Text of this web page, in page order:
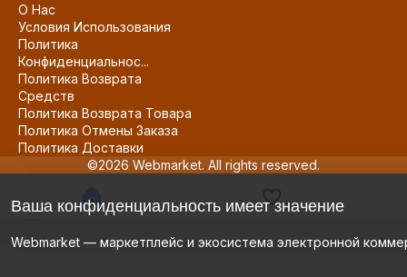
О Нас
Условия Использования
Политика
Конфиденциальнос...
Политика Возврата
Средств
Политика Возврата Товара
Политика Отмены Заказа
Политика Доставки
©2026 Webmarket. All rights reserved.
Ваша конфиденциальность имеет значение
Webmarket — маркетплейс и экосистема электронной